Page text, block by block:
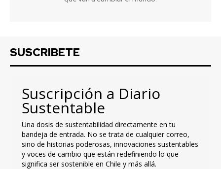
SUSCRIBETE
Suscripción a Diario
Sustentable
Una dosis de sustentabilidad directamente en tu
bandeja de entrada. No se trata de cualquier correo,
sino de historias poderosas, innovaciones sustentables
y voces de cambio que están redefiniendo lo que
significa ser sostenible en Chile y más allá.